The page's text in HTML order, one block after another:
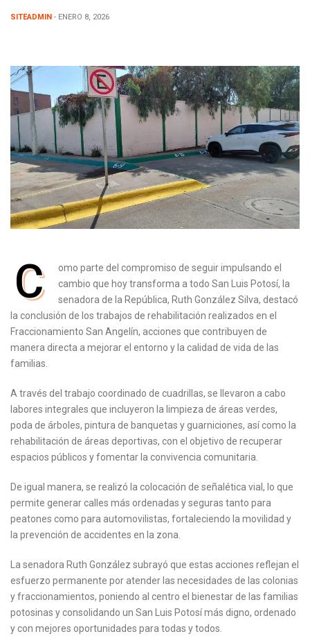
SITEADMIN - ENERO 8, 2026
C
omo parte del compromiso de seguir impulsando el
cambio que hoy transforma a todo San Luis Potosí, la
senadora de la República, Ruth González Silva, destacó
la conclusión de los trabajos de rehabilitación realizados en el
Fraccionamiento San Angelín, acciones que contribuyen de
manera directa a mejorar el entorno y la calidad de vida de las
familias.
A través del trabajo coordinado de cuadrillas, se llevaron a cabo
labores integrales que incluyeron la limpieza de áreas verdes,
poda de árboles, pintura de banquetas y guarniciones, así como la
rehabilitación de áreas deportivas, con el objetivo de recuperar
espacios públicos y fomentar la convivencia comunitaria.
De igual manera, se realizó la colocación de señalética vial, lo que
permite generar calles más ordenadas y seguras tanto para
peatones como para automovilistas, fortaleciendo la movilidad y
la prevención de accidentes en la zona.
La senadora Ruth González subrayó que estas acciones reflejan el
esfuerzo permanente por atender las necesidades de las colonias
y fraccionamientos, poniendo al centro el bienestar de las familias
potosinas y consolidando un San Luis Potosí más digno, ordenado
y con mejores oportunidades para todas y todos.